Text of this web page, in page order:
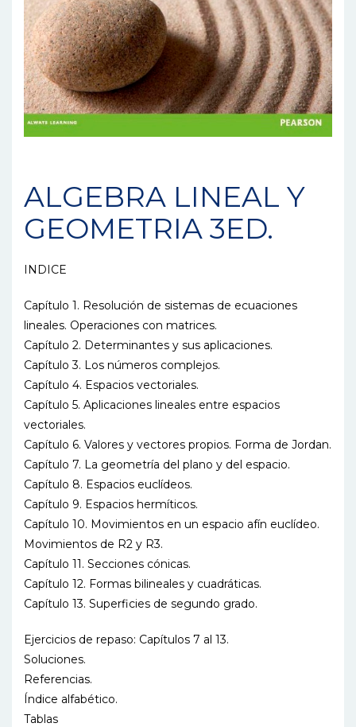
ALGEBRA LINEAL Y
GEOMETRIA 3ED.
INDICE
Capítulo 1. Resolución de sistemas de ecuaciones
lineales. Operaciones con matrices.
Capítulo 2. Determinantes y sus aplicaciones.
Capítulo 3. Los números complejos.
Capítulo 4. Espacios vectoriales.
Capítulo 5. Aplicaciones lineales entre espacios
vectoriales.
Capítulo 6. Valores y vectores propios. Forma de Jordan.
Capítulo 7. La geometría del plano y del espacio.
Capítulo 8. Espacios euclídeos.
Capítulo 9. Espacios hermíticos.
Capítulo 10. Movimientos en un espacio afín euclídeo.
Movimientos de R2 y R3.
Capítulo 11. Secciones cónicas.
Capítulo 12. Formas bilineales y cuadráticas.
Capítulo 13. Superficies de segundo grado.
Ejercicios de repaso: Capítulos 7 al 13.
Soluciones.
Referencias.
Índice alfabético.
Tablas